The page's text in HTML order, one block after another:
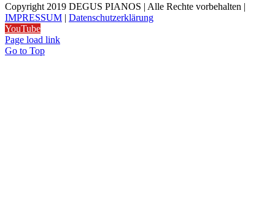
Copyright 2019 DEGUS PIANOS | Alle Rechte vorbehalten |
IMPRESSUM | Datenschutzerklärung
YouTube
Page load link
Go to Top